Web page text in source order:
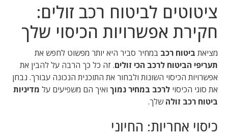
ציטוטים לביטוח רכב זולים:
חקירת אפשרויות הכיסוי שלך
מציאת ביטוח רכב במחיר סביר היא יותר מפשוט לחפש את
תעריפי הביטוח לרכב הכי זולים. זה כל כך הרבה על להבין את
אפשרויות הכיסוי השונות ולבחור את התוכנית הנכונה עבורך. נבחן
את סוגי הכיסוי לרכב במחיר נמוך ואיך הם משפיעים על מדיניות
ביטוח רכב זולהשלך.
כיסוי אחריות: החיוני